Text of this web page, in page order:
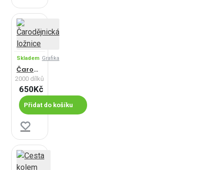
Skladem Grafika
Čarodějnická ložnice
2000 dílků
650Kč
Přidat do košíku